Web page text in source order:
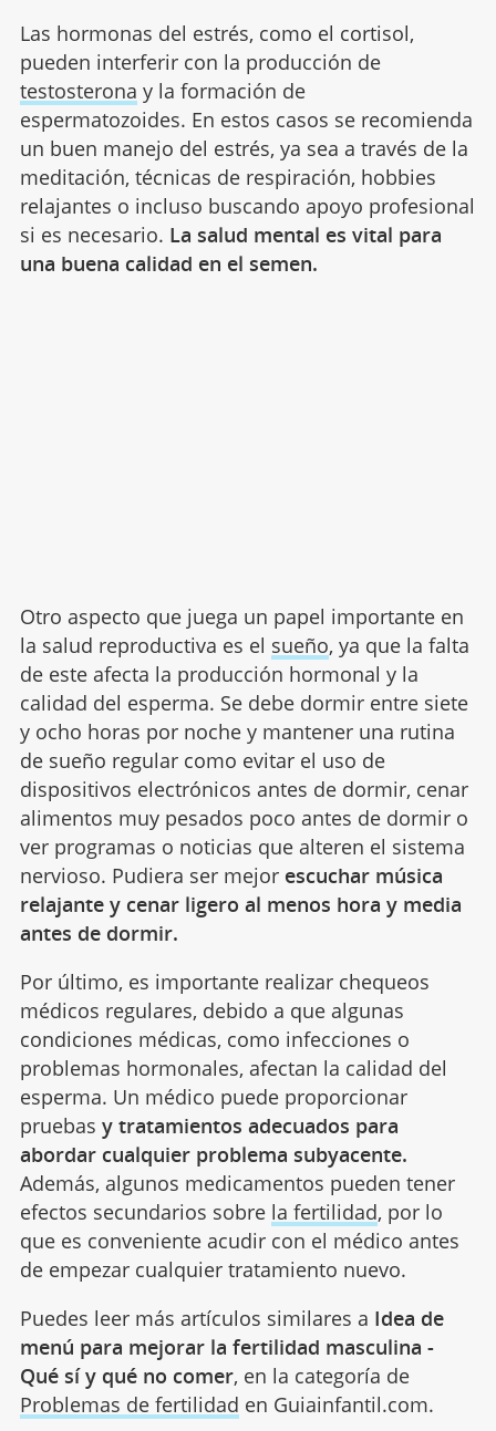
Las hormonas del estrés, como el cortisol,
pueden interferir con la producción de
testosterona y la formación de
espermatozoides. En estos casos se recomienda
un buen manejo del estrés, ya sea a través de la
meditación, técnicas de respiración, hobbies
relajantes o incluso buscando apoyo profesional
si es necesario. La salud mental es vital para
una buena calidad en el semen.
Otro aspecto que juega un papel importante en
la salud reproductiva es el sueño, ya que la falta
de este afecta la producción hormonal y la
calidad del esperma. Se debe dormir entre siete
y ocho horas por noche y mantener una rutina
de sueño regular como evitar el uso de
dispositivos electrónicos antes de dormir, cenar
alimentos muy pesados poco antes de dormir o
ver programas o noticias que alteren el sistema
nervioso. Pudiera ser mejor escuchar música
relajante y cenar ligero al menos hora y media
antes de dormir.
Por último, es importante realizar chequeos
médicos regulares, debido a que algunas
condiciones médicas, como infecciones o
problemas hormonales, afectan la calidad del
esperma. Un médico puede proporcionar
pruebas y tratamientos adecuados para
abordar cualquier problema subyacente.
Además, algunos medicamentos pueden tener
efectos secundarios sobre la fertilidad, por lo
que es conveniente acudir con el médico antes
de empezar cualquier tratamiento nuevo.
Puedes leer más artículos similares a Idea de
menú para mejorar la fertilidad masculina -
Qué sí y qué no comer, en la categoría de
Problemas de fertilidad en Guiainfantil.com.